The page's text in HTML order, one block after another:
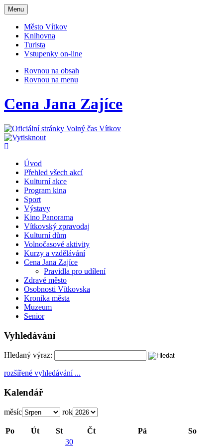
Otevřit
navigaci
Menu
Město Vítkov
Knihovna
Turista
Vstupenky on-line
Rovnou na obsah
Rovnou na menu
Cena Jana Zajíce
Úvod
Přehled všech akcí
Kulturní akce
Program kina
Sport
Výstavy
Kino Panorama
Vítkovský zpravodaj
Kulturní dům
Volnočasové aktivity
Kurzy a vzdělávání
Cena Jana Zajíce
Pravidla pro udílení
Zdravé město
Osobnosti Vítkovska
Kronika města
Muzeum
Senior
Vyhledávání
Hledaný výraz:
rozšířené vyhledávání ...
Kalendář
měsíc rok
Po Út St Čt Pá So
30